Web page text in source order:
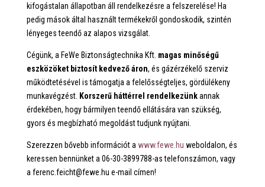
kifogástalan állapotban áll rendelkezésre a felszerelése! Ha
pedig mások által használt termékekről gondoskodik, szintén
lényeges teendő az alapos vizsgálat.
Cégünk, a FeWe Biztonságtechnika Kft. magas minőségű
eszközöket biztosít kedvező áron, és gázérzékelő szerviz
működtetésével is támogatja a felelősségteljes, gördülékeny
munkavégzést. Korszerű háttérrel rendelkezünkannak
érdekében, hogy bármilyen teendő ellátására van szükség,
gyors és megbízható megoldást tudjunk nyújtani.
Szerezzen bővebb információt a www.fewe.hu weboldalon, és
keressen bennünket a 06-30-3899788-as telefonszámon, vagy
a ferenc.feicht@fewe.hu e-mail címen!